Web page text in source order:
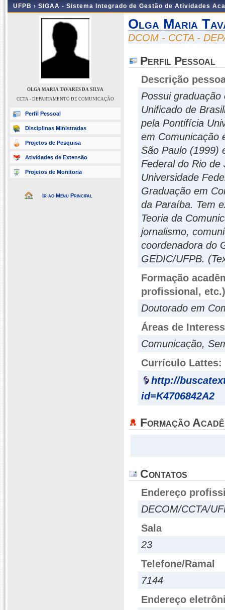
UFPB › SIGAA - Sistema Integrado de Gestão de Atividades
OLGA MARIA TAVARES DA SILVA
CCTA - DEPARTAMENTO DE COMUNICAÇÃO
Perfil Pessoal
Disciplinas Ministradas
Projetos de Pesquisa
Atividades de Extensão
Projetos de Monitoria
Ir ao Menu Principal
Olga Maria
DCOM - CCTA -
Perfil Pessoal
Descrição
Possui
Unificado de
pela Pontifícia
em Comunicação
São Paulo (1999)
Federal do Rio
Universidade
Graduação em
da Paraíba. Tem
Teoria da
jornalismo,
coordenadora do
GEDIC/UFPB.
Formação
profissional, etc.)
Doutorado em
Áreas de
Comunicação,
Currículo Lattes:
http://
id=K4706842A2
Formação
Contatos
Endereço
DECOM/CCTA/
Sala
23
Telefone/Ramal
7144
Endereço